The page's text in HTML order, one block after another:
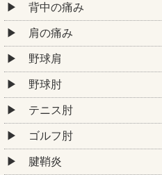
背中の痛み
肩の痛み
野球肩
野球肘
テニス肘
ゴルフ肘
腱鞘炎